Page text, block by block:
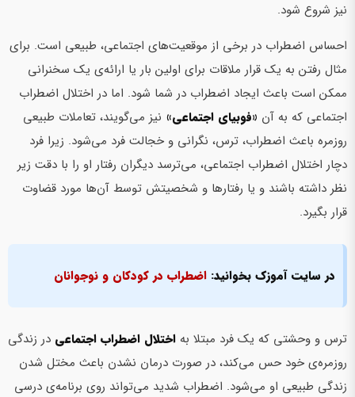
نیز شروع شود.
احساس اضطراب در برخی از موقعیت‌های اجتماعی، طبیعی است. برای
مثال رفتن به یک قرار ملاقات برای اولین بار یا ارائه‌ی یک سخنرانی
ممکن است باعث ایجاد اضطراب در شما شود. اما در اختلال اضطراب
اجتماعی که به آن «فوبیای اجتماعی» نیز‌ می‌گویند، تعاملات طبیعی
روزمره باعث اضطراب، ترس، نگرانی و خجالت فرد‌ می‌شود. زیرا فرد
دچار اختلال اضطراب اجتماعی،‌ می‌ترسد دیگران رفتار او را با دقت زیر
نظر داشته باشند و یا رفتارها و شخصیتش توسط آن‌ها مورد قضاوت
قرار بگیرد.
در سایت آموزک بخوانید: اضطراب در کودکان و نوجوانان
ترس و وحشتی که یک فرد مبتلا به‌ اختلال اضطراب اجتماعی در زندگی
روزمره‌ی خود حس‌ می‌کند، در صورت درمان نشدن باعث مختل شدن
زندگی طبیعی او‌ می‌شود. اضطراب شدید‌ می‌تواند روی برنامه‌ی درسی